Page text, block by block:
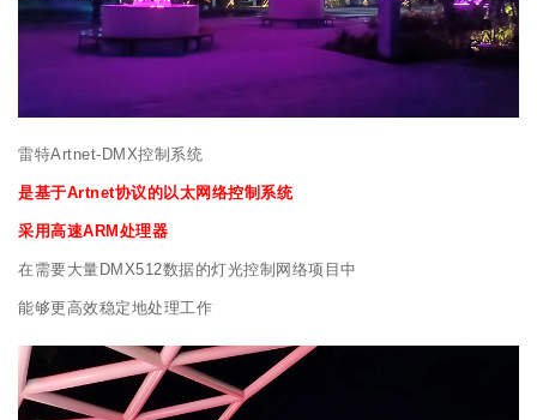
雷特Artnet-DMX控制系统
是基于Artnet协议的以太网络控制系统
采用高速ARM处理器
在需要大量DMX512数据的灯光控制网络项目中
能够更高效稳定地处理工作